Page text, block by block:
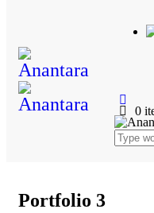
0
Portfolio 3